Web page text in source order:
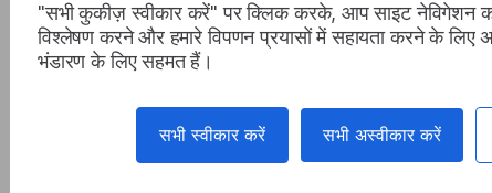
"सभी कुकीज़ स्वीकार करें" पर क्लिक करके, आप साइट नेविगेशन
विश्लेषण करने और हमारे विपणन प्रयासों में सहायता करने के
भंडारण के लिए सहमत हैं।
सभी स्वीकार करें सभी अस्वीकार करें
हर परिस्थिति में